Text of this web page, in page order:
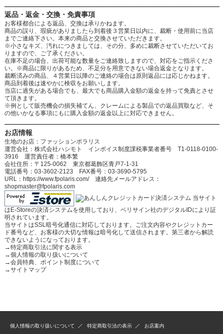
返品・返金・交換・免責事項
お客様都合による返品、交換は承りかねます。
商品の誤り、瑕疵がありましたら到着後３営業日以内に、裁断・使用前に当店
までご連絡下さい。本来の商品と交換させていただきます。
※小さなキズ、汚れにつきましては、その分、多めに裁断させていただいてお
りますので、ご了承ください。
在庫不足の場合、出荷可能な数量をご連絡致しますので、対応をご指示くださ
い。※商品に限りがあるため、不足分を用意できない場合返金となります。
裁断済みの商品、４営業日以降のご連絡の場合は原則返品には応じかねます。
商品到着後は速やかに検収をお願いします。
当店に過失がある場合でも、最大でも商品購入金額の返金を持って免責とさせ
て頂きます。
※例として販売機会の損失補てん、クレームによる製品での返品買取など、そ
の他いかなる事項にもに購入金額の返金以上に対応できません。
お店情報
生地のお店：ファッションポラリス
運営会社：株式会社ハシモト インボイス制度課税事業者番号 T1-0118-0100-
3916 運営責任者：橋本繁
会社住所：〒125-0062 東京都葛飾区青戸7-1-31
電話番号：03-3602-2123 FAX番号：03-3690-5795
URL：https://www.fpolaris.com/ 連絡先メールアドレス：
shopmaster@fpolaris.com
当サイト
はE-Storeの決済システムを使用しており、ベリサイン社のデジタルIDにより証
明されています。
当サイトはSSL暗号化通信に対応しております。ご注文内容やクレジットカー
ド番号など、お客様の大切な情報は暗号化して送信されます。第三者から解読
できないようになっております。
→特定商取引法に関する表示
→個人情報の取り扱いについて
→会員特典、ポイント制度について
→サイトマップ
個人情報の取り扱いについて 特定商取引法の表示 お店案内